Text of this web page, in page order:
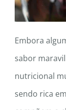
Embora
sabor
nutricional
sendo rica